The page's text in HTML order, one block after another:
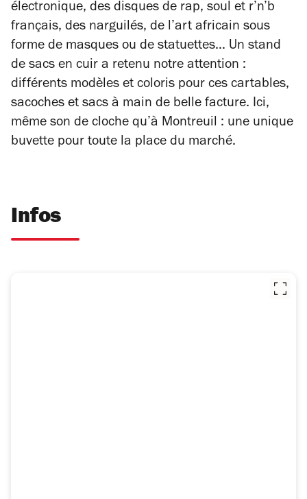
électronique, des disques de rap, soul et r’n’b
français, des narguilés, de l’art africain sous
forme de masques ou de statuettes… Un stand
de sacs en cuir a retenu notre attention :
différents modèles et coloris pour ces cartables,
sacoches et sacs à main de belle facture. Ici,
même son de cloche qu’à Montreuil : une unique
buvette pour toute la place du marché.
Infos